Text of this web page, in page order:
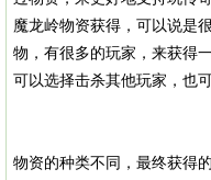
魔龙岭物资获得，可以说是
物，有很多的玩家，来获得
可以选择击杀其他玩家，也
物资的种类不同，最终获得